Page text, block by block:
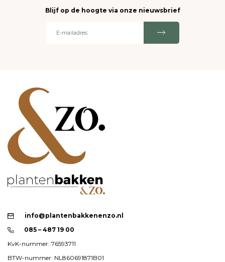
Blijf op de hoogte via onze nieuwsbrief
info@plantenbakkenenzo.nl
085 – 487 19 00
KvK-nummer: 76593711
BTW-nummer: NL860691871B01